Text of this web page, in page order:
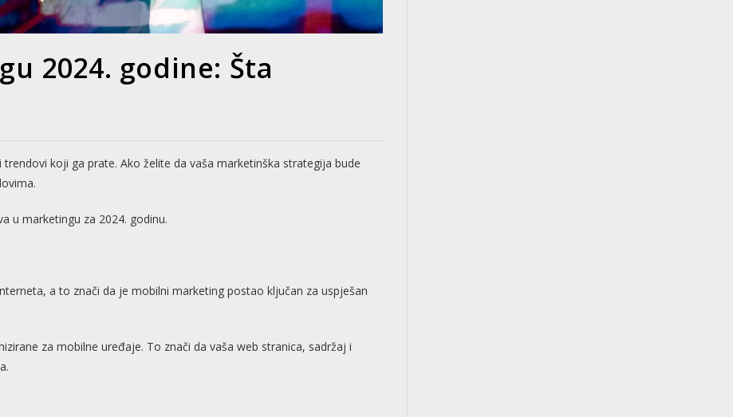
2024. godine: Šta
koji ga prate. Ako želite da vaša marketinška strategija bude
u marketingu za 2024. godinu.
a to znači da je mobilni marketing postao ključan za uspješan
za mobilne uređaje. To znači da vaša web stranica, sadržaj i